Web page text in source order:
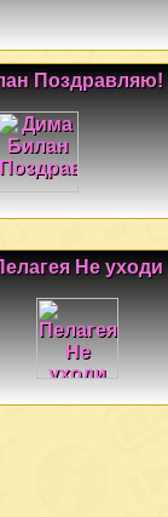
Поздравляю!
Не уходи